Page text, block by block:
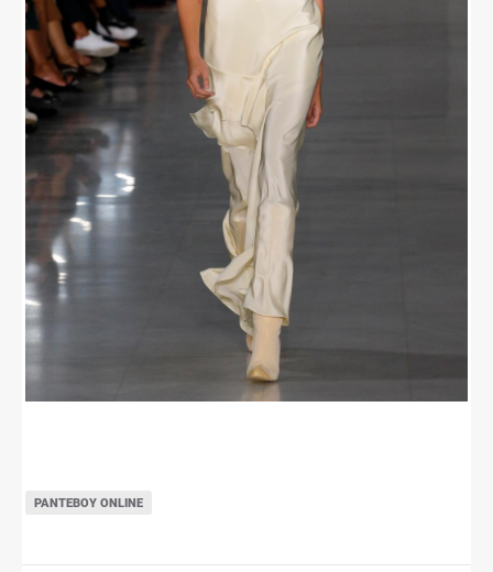
ΡΑΝΤΕΒΟΎ ONLINE